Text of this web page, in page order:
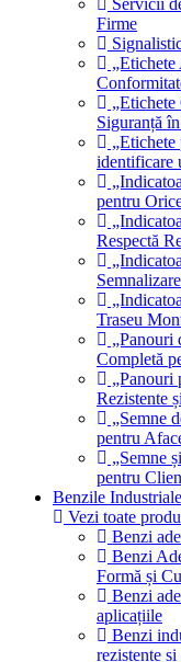
Servicii
Firme
Siguranță
identificare
pentru
Respectă
Traseu
„Panouri
Completă
„Panouri
Rezistente
„Semne
pentru
„Semne
pentru
Benzile
Vezi toate
Benzi
Benzi
Formă și
Benzi
aplicațiile
Benzi
rezistente